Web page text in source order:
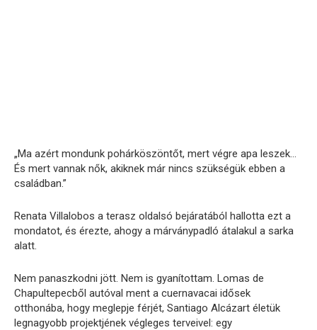
„Ma azért mondunk pohárköszöntőt, mert végre apa leszek…
És mert vannak nők, akiknek már nincs szükségük ebben a
családban.”
Renata Villalobos a terasz oldalsó bejáratából hallotta ezt a
mondatot, és érezte, ahogy a márványpadló átalakul a sarka
alatt.
Nem panaszkodni jött. Nem is gyanítottam. Lomas de
Chapultepecből autóval ment a cuernavacai idősek
otthonába, hogy meglepje férjét, Santiago Alcázart életük
legnagyobb projektjének végleges terveivel: egy